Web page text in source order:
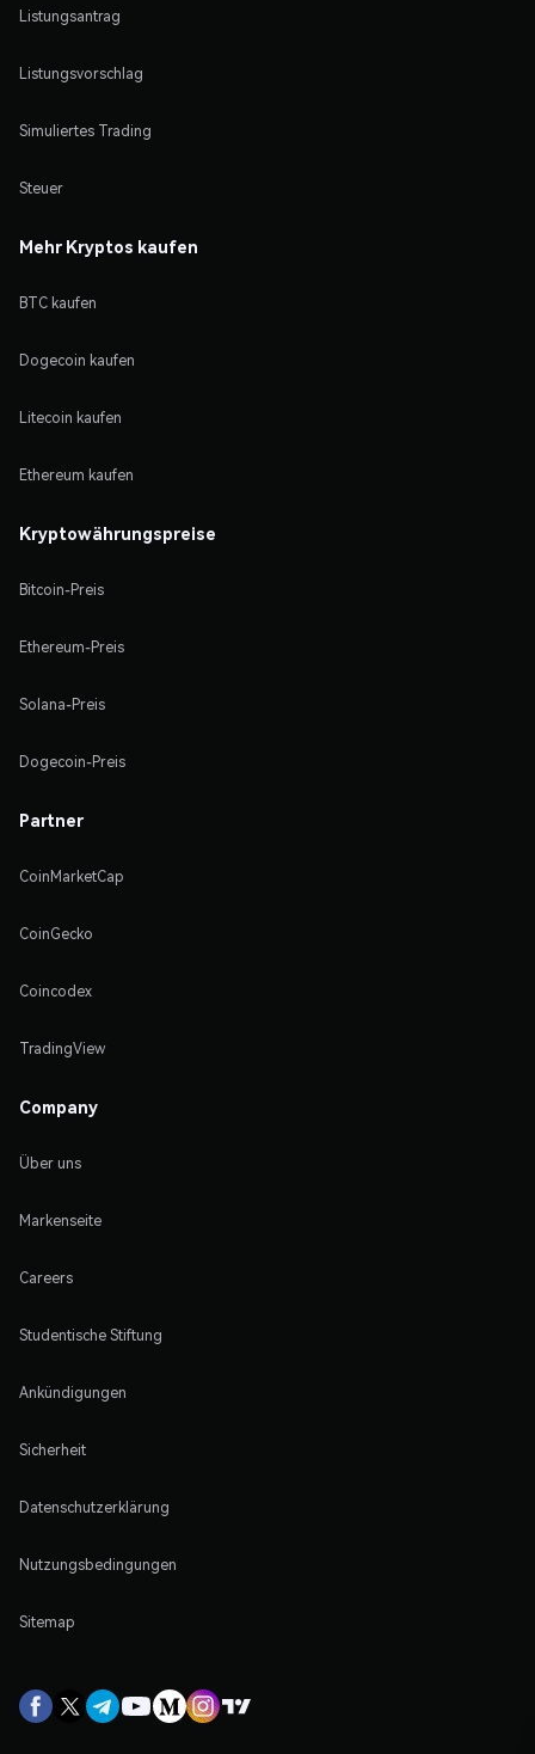
Listungsantrag
Listungsvorschlag
Simuliertes Trading
Steuer
Mehr Kryptos kaufen
BTC kaufen
Dogecoin kaufen
Litecoin kaufen
Ethereum kaufen
Kryptowährungspreise
Bitcoin-Preis
Ethereum-Preis
Solana-Preis
Dogecoin-Preis
Partner
CoinMarketCap
CoinGecko
Coincodex
TradingView
Company
Über uns
Markenseite
Careers
Studentische Stiftung
Ankündigungen
Sicherheit
Datenschutzerklärung
Nutzungsbedingungen
Sitemap